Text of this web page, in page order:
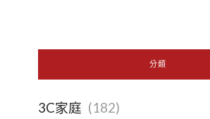
分類
3C家庭 (182)